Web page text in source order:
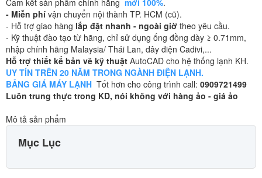
- Miễn phí vận chuyển nội thành TP. HCM (cũ).
- Hỗ trợ giao hàng lắp đặt nhanh - ngoài giờ theo yêu cầu.
- Kỹ thuật đào tạo từ hãng, chỉ sử dụng ống đồng dày ≥ 0.71mm,
nhập chính hãng Malaysia/ Thái Lan, dây điện Cadivi,...
Hỗ trợ thiết kế bản vẽ kỹ thuật AutoCAD cho hệ thống lạnh KH.
UY TÍN TRÊN 20 NĂM TRONG NGÀNH ĐIỆN LẠNH.
BẢNG GIÁ MÁY LẠNH Tốt hơn cho công trình call: 0909721499
Luôn trung thực trong KD, nói không với hàng ảo - giá ảo
Mô tả sản phẩm
Mục Lục